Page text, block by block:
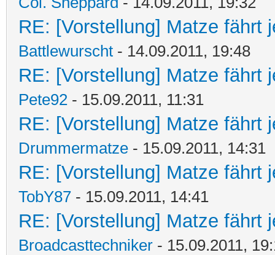
RE: [Vorstellung] Matze fährt
Battlewurscht - 14.09.2011, 19:48
RE: [Vorstellung] Matze fährt
Pete92 - 15.09.2011, 11:31
RE: [Vorstellung] Matze fährt
Drummermatze - 15.09.2011, 14:31
RE: [Vorstellung] Matze fährt
TobY87 - 15.09.2011, 14:41
RE: [Vorstellung] Matze fährt
Broadcasttechniker - 15.09.2011,